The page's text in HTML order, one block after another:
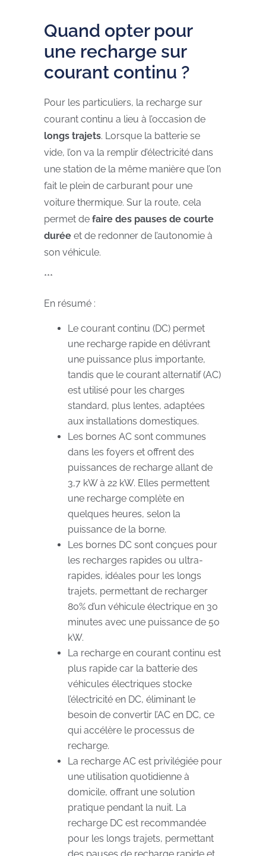
Quand opter pour
une recharge sur
courant continu ?
Pour les particuliers, la recharge sur
courant continu a lieu à l’occasion de
longs trajets. Lorsque la batterie se
vide, l’on va la remplir d’électricité dans
une station de la même manière que l’on
fait le plein de carburant pour une
voiture thermique. Sur la route, cela
permet de faire des pauses de courte
durée et de redonner de l’autonomie à
son véhicule.
***
En résumé :
Le courant continu (DC) permet
une recharge rapide en délivrant
une puissance plus importante,
tandis que le courant alternatif (AC)
est utilisé pour les charges
standard, plus lentes, adaptées
aux installations domestiques.
Les bornes AC sont communes
dans les foyers et offrent des
puissances de recharge allant de
3,7 kW à 22 kW. Elles permettent
une recharge complète en
quelques heures, selon la
puissance de la borne.
Les bornes DC sont conçues pour
les recharges rapides ou ultra-
rapides, idéales pour les longs
trajets, permettant de recharger
80% d’un véhicule électrique en 30
minutes avec une puissance de 50
kW.
La recharge en courant continu est
plus rapide car la batterie des
véhicules électriques stocke
l’électricité en DC, éliminant le
besoin de convertir l’AC en DC, ce
qui accélère le processus de
recharge.
La recharge AC est privilégiée pour
une utilisation quotidienne à
domicile, offrant une solution
pratique pendant la nuit. La
recharge DC est recommandée
pour les longs trajets, permettant